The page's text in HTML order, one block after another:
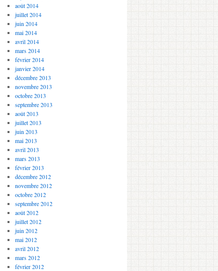
août 2014
juillet 2014
juin 2014
mai 2014
avril 2014
mars 2014
février 2014
janvier 2014
décembre 2013
novembre 2013
octobre 2013
septembre 2013
août 2013
juillet 2013
juin 2013
mai 2013
avril 2013
mars 2013
février 2013
décembre 2012
novembre 2012
octobre 2012
septembre 2012
août 2012
juillet 2012
juin 2012
mai 2012
avril 2012
mars 2012
février 2012